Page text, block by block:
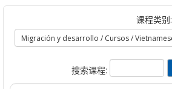
课程类别:
搜索课程: